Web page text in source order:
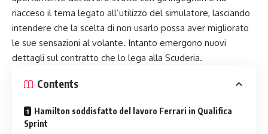
riacceso il tema legato all’utilizzo del simulatore, lasciando
intendere che la scelta di non usarlo possa aver migliorato
le sue sensazioni al volante. Intanto emergono nuovi
dettagli sul contratto che lo lega alla Scuderia.
Contents
Hamilton soddisfatto del lavoro Ferrari in Qualifica
Sprint